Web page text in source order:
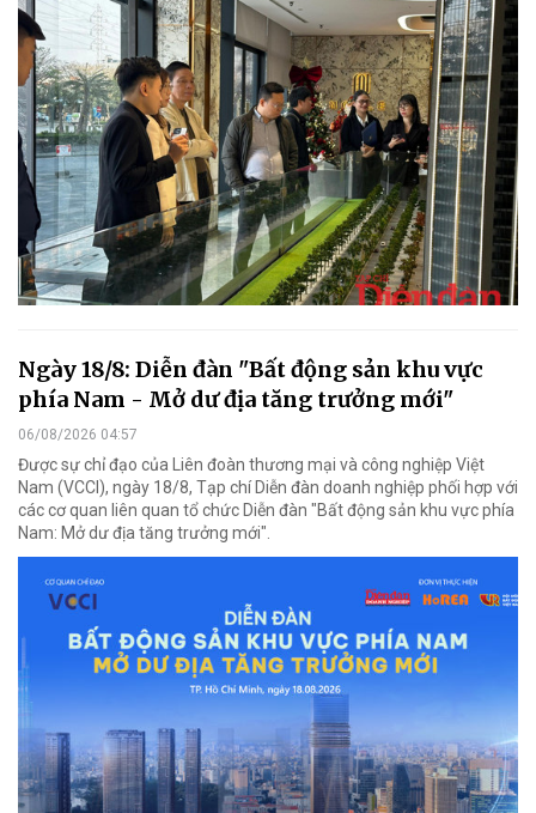
Ngày 18/8: Diễn đàn "Bất động sản khu vực
phía Nam - Mở dư địa tăng trưởng mới"
06/08/2026 04:57
Được sự chỉ đạo của Liên đoàn thương mại và công nghiệp Việt
Nam (VCCI), ngày 18/8, Tạp chí Diễn đàn doanh nghiệp phối hợp với
các cơ quan liên quan tổ chức Diễn đàn "Bất động sản khu vực phía
Nam: Mở dư địa tăng trưởng mới".